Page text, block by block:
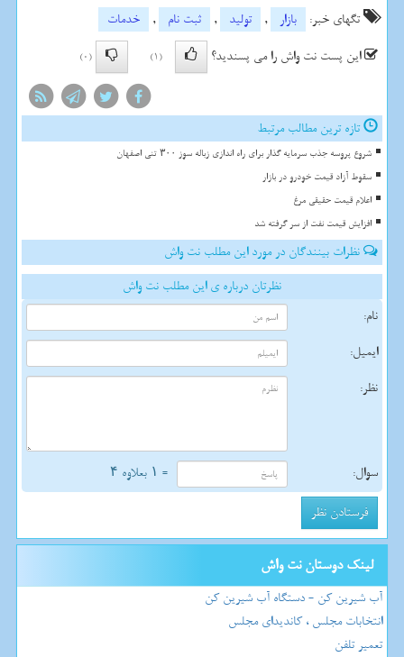
تگهای خبر:
بازار , تولید , ثبت نام ,
خدمات
این پست نت واش را می پسندید؟
(1)
(0)
تازه ترین مطالب مرتبط
شروع پروسه جذب سرمایه گذار برای راه اندازی زباله سوز ۳۰۰ تنی اصفهان
سقوط آزاد قیمت خودرو در بازار
اعلام قیمت حقیقی مرغ
افزایش قیمت نفت از سر گرفته شد
نظرات بینندگان در مورد این مطلب نت واش
نظرتان درباره ی این مطلب نت واش
نام:
ایمیل:
نظر:
سوال: = ۱ بعلاوه ۴
لینک دوستان نت واش
آب شیرین کن - دستگاه آب شیرین کن
انتخابات مجلس ، کاندیدای مجلس
تعمیر تلفن